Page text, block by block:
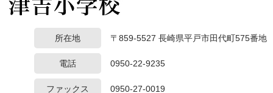
所在地 〒859-5527 長崎県平戸市田代町575番地
電話 0950-22-9235
ファックス 0950-27-0019